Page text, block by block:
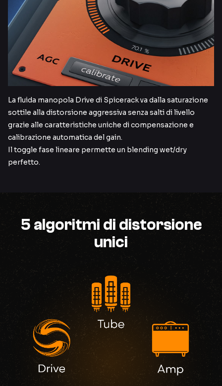
La fluida manopola Drive di Spicerack va dalla saturazione
sottile alla distorsione aggressiva senza salti di livello
grazie alle caratteristiche uniche di compensazione e
calibrazione automatica del gain.
Il toggle fase lineare permette un blending wet/dry
perfetto.
5 algoritmi di distorsione
unici